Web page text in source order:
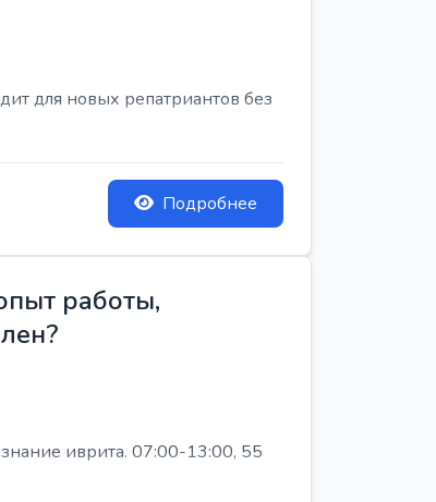
для новых репатриантов без
Подробнее
работы,
иврита. 07:00-13:00, 55